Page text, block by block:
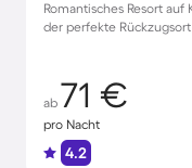
Romantisches Resort
der perfekte
ab 71 €
pro Nacht
4.2